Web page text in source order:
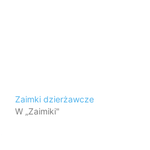
Zaimki dzierżawcze
W „Zaimiki"